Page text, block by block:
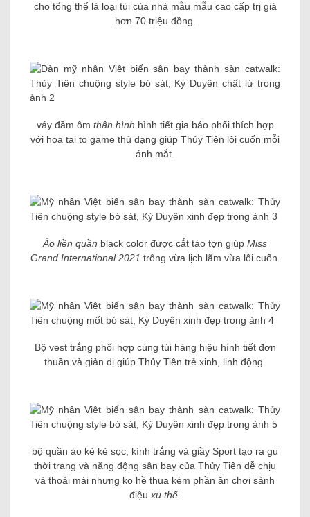
cho tổng thể là loại túi của nhà mẫu mẫu cao cấp trị giá
hơn 70 triệu đồng.
váy đầm ôm thân hình hình tiết gia báo phối thích hợp
với hoa tai to game thủ dạng giúp Thủy Tiên lôi cuốn mỗi
ánh mắt.
Áo liền quần black color được cắt táo tợn giúp Miss
Grand International 2021 trông vừa lịch lãm vừa lôi cuốn.
Bộ vest trắng phối hợp cùng túi hàng hiệu hình tiết đơn
thuần và giản dị giúp Thủy Tiên trẻ xinh, linh động.
bộ quần áo kẻ kẻ sọc, kính trắng và giầy Sport tạo ra gu
thời trang và năng động sân bay của Thủy Tiên dễ chịu
và thoải mái nhưng ko hề thua kém phần ăn chơi sành
điệu xu thế.